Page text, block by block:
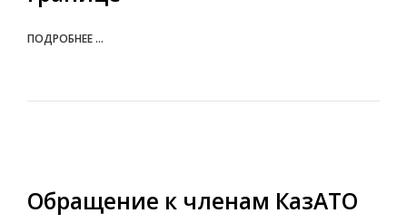
ПОДРОБНЕЕ ...
Обращение к членам КазАТО